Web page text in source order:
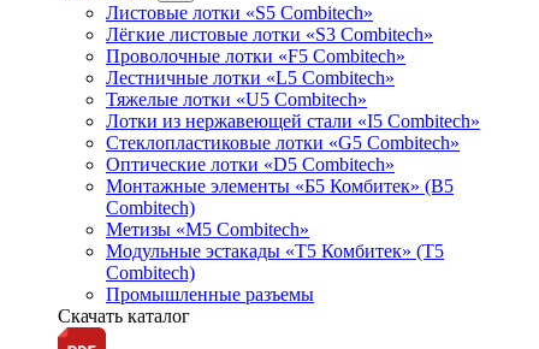
Листовые лотки «S5 Combitech»
Лёгкие листовые лотки «S3 Combitech»
Проволочные лотки «F5 Combitech»
Лестничные лотки «L5 Combitech»
Тяжелые лотки «U5 Combitech»
Лотки из нержавеющей стали «I5 Combitech»
Стеклопластиковые лотки «G5 Combitech»
Оптические лотки «D5 Combitech»
Монтажные элементы «Б5 Комбитек» (B5
Combitech)
Метизы «M5 Combitech»
Модульные эстакады «Т5 Комбитек» (T5
Combitech)
Промышленные разъемы
Скачать каталог